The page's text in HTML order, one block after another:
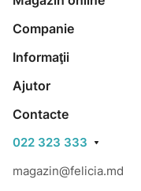
Companie
Informaţii
Ajutor
Contacte
022 323 333
magazin@felicia.md